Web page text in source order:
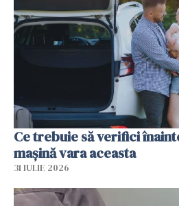
Ce trebuie să verifici
mașină vara aceasta
31 IULIE 2026